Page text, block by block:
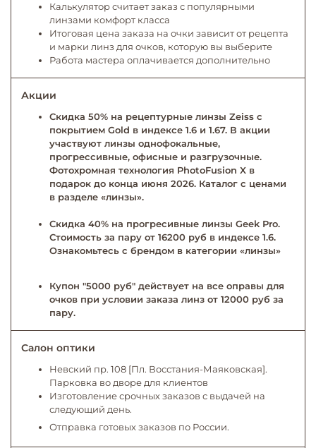
Калькулятор считает заказ с популярными
линзами комфорт класса
Итоговая цена заказа на очки зависит от рецепта
и марки линз для очков, которую вы выберите
Работа мастера оплачивается дополнительно
Акции
Скидка 50% на рецептурные линзы Zeiss с
покрытием Gold в индексе 1.6 и 1.67. В акции
участвуют линзы однофокальные,
прогрессивные, офисные и разгрузочные.
Фотохромная технология PhotoFusion X в
подарок до конца июня 2026. Каталог с ценами
в разделе «линзы».
Скидка 40% на прогресивные линзы Geek Pro.
Стоимость за пару от 16200 руб в индексе 1.6.
Ознакомьтесь с брендом в категории «линзы»
Купон "5000 руб" действует на все оправы для
очков при условии заказа линз от 12000 руб за
пару.
Салон оптики
Невский пр. 108 [Пл. Восстания-Маяковская].
Парковка во дворе для клиентов
Изготовление срочных заказов с выдачей на
следующий день.
Отправка готовых заказов по России.